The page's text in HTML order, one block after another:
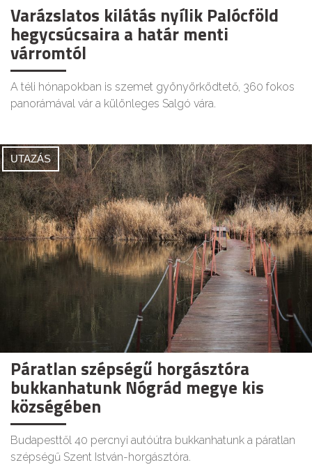
Varázslatos kilátás nyílik Palócföld
hegycsúcsaira a határ menti
várromtól
A téli hónapokban is szemet gyönyörködtető, 360 fokos
panorámával vár a különleges Salgó vára.
UTAZÁS
Páratlan szépségű horgásztóra
bukkanhatunk Nógrád megye kis
községében
Budapesttől 40 percnyi autóútra bukkanhatunk a páratlan
szépségű Szent István-horgásztóra.